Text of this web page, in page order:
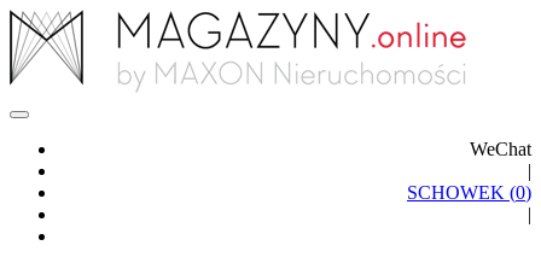
WeChat
|
SCHOWEK (0)
|